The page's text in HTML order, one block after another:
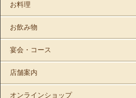
お料理
お飲み物
宴会・コース
店舗案内
オンラインショップ